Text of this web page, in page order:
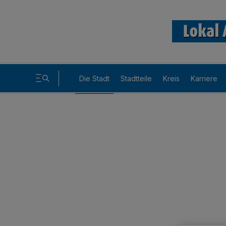
Die Stadt Stadtteile Kreis Karriere